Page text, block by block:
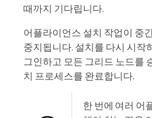
때까지 기다립니다.
어플라이언스 설치 작업이 중
중지됩니다. 설치를 다시 시작
그인하고 모든 그리드 노드를
치 프로세스를 완료합니다.
한 번에 여러 어